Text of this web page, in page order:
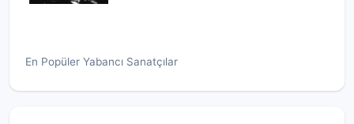
En Popüler Yabancı Sanatçılar